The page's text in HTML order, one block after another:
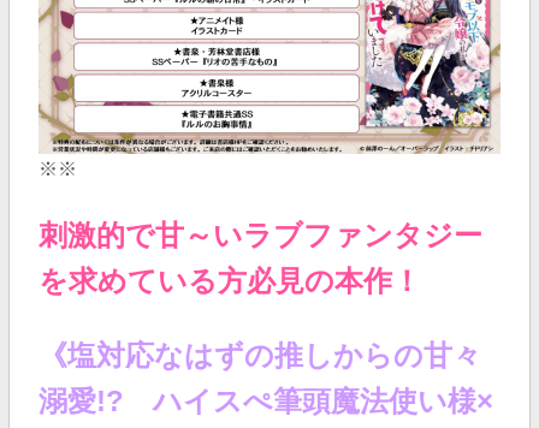
※※
刺激的で甘～いラブファンタジー
を求めている方必見の本作！
《塩対応なはずの推しからの甘々
溺愛!? ハイスぺ筆頭魔法使い様×